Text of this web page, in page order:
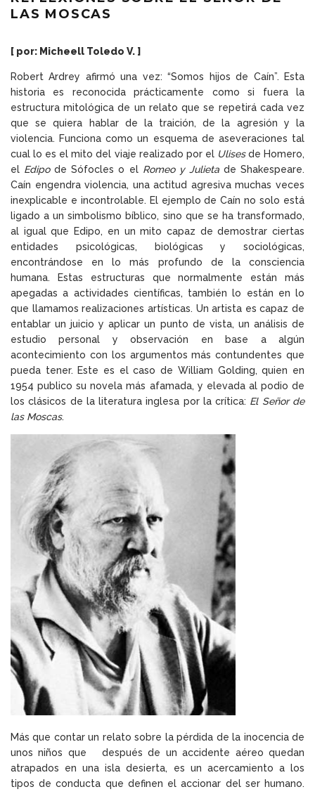
LAS MOSCAS
[ por: Micheell Toledo V. ]
Robert Ardrey afirmó una vez: “Somos hijos de Caín”. Esta
historia es reconocida prácticamente como si fuera la
estructura mitológica de un relato que se repetirá cada vez
que se quiera hablar de la traición, de la agresión y la
violencia. Funciona como un esquema de aseveraciones tal
cual lo es el mito del viaje realizado por el Ulisesde Homero,
el Edipode Sófocles o el Romeo y Julietade Shakespeare.
Caín engendra violencia, una actitud agresiva muchas veces
inexplicable e incontrolable. El ejemplo de Caín no solo está
ligado a un simbolismo bíblico, sino que se ha transformado,
al igual que Edipo, en un mito capaz de demostrar ciertas
entidades psicológicas, biológicas y sociológicas,
encontrándose en lo más profundo de la consciencia
humana. Estas estructuras que normalmente están más
apegadas a actividades científicas, también lo están en lo
que llamamos realizaciones artísticas. Un artista es capaz de
entablar un juicio y aplicar un punto de vista, un análisis de
estudio personal y observación en base a algún
acontecimiento con los argumentos más contundentes que
pueda tener. Este es el caso de William Golding, quien en
1954 publico su novela más afamada, y elevada al podio de
los clásicos de la literatura inglesa por la crítica: El Señor de
las Moscas.
Más que contar un relato sobre la pérdida de la inocencia de
unos niños que después de un accidente aéreo quedan
atrapados en una isla desierta, es un acercamiento a los
tipos de conducta que definen el accionar del ser humano.